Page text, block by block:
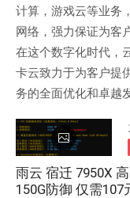
计算，游戏云等业务
网络，强力保证为客
在这个数字化时代，
卡云致力于为客户提
务的全面优化和卓越
雨云 宿迁 7950X
150G防御 仅需107